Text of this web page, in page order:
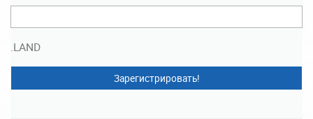
.LAND
Зарегистрировать!